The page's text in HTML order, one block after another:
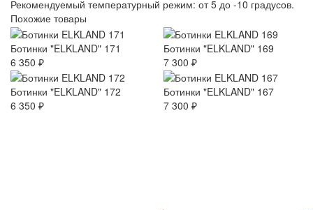
Рекомендуемый температурный режим: от 5 до -10 градусов.
Похожие товары
Ботинки "ELKLAND" 171
6 350 ₽
Ботинки "ELKLAND" 169
7 300 ₽
Ботинки "ELKLAND" 172
6 350 ₽
Ботинки "ELKLAND" 167
7 300 ₽